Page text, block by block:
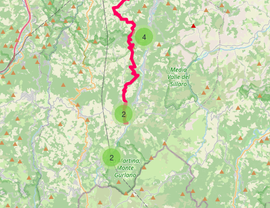
DISLIVELLO IN SALITA:2900 m
DISLIVELLO IN DISCESA:2900 m
DESCRIZIONE
NELLE VICINANZE
2
4
2